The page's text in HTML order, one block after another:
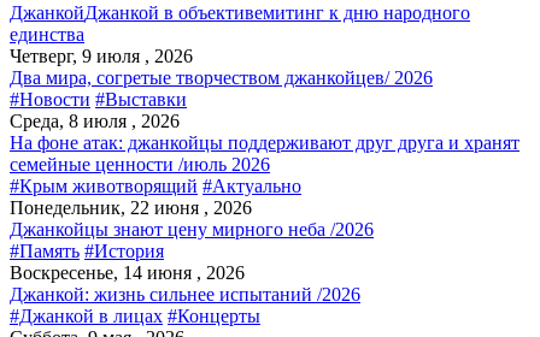
ДжанкойДжанкой в объективемитинг к дню народного
единства
Четверг, 9 июля , 2026
Два мира, согретые творчеством джанкойцев/ 2026
#Новости #Выставки
Среда, 8 июля , 2026
На фоне атак: джанкойцы поддерживают друг друга и хранят
семейные ценности /июль 2026
#Крым животворящий #Актуально
Понедельник, 22 июня , 2026
Джанкойцы знают цену мирного неба /2026
#Память #История
Воскресенье, 14 июня , 2026
Джанкой: жизнь сильнее испытаний /2026
#Джанкой в лицах #Концерты